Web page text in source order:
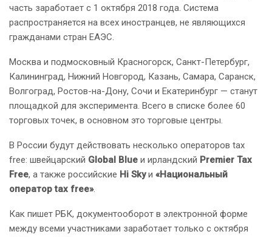
часть заработает с 1 октября 2018 года. Система
распространяется на всех иностранцев, не являющихся
гражданами стран ЕАЭС.
Москва и подмосковный Красногорск, Санкт-Петербург,
Калининград, Нижний Новгород, Казань, Самара, Саранск,
Волгоград, Ростов-на-Дону, Сочи и Екатеринбург — станут
площадкой для эксперимента. Всего в списке более 60
торговых точек, в основном это торговые центры.
В России будут действовать несколько операторов tax
free: швейцарский Global Blue и ирландский Premier Tax
Free, а также российские Hi Skyи «Национальный
оператор tax free».
Как пишет РБК, документооборот в электронной форме
между всеми участниками заработает только с октября